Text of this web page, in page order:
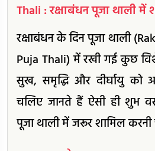
Thali : रक्षाबंधन पूजा थाली
रक्षाबंधन के दिन पूजा थाली
Puja Thali) में रखी गई कुछ
सुख, समृद्धि और दीर्घायु को
चलिए जानते हैं ऐसी ही शुभ
पूजा थाली में जरूर शामिल करनी